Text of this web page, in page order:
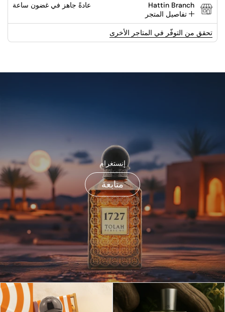
Hattin Branch
تفاصيل المتجر
عادةً جاهز في غضون ساعة
تحقق من التوفّر في المتاجر الأخرى
إنستغرام
متابعة